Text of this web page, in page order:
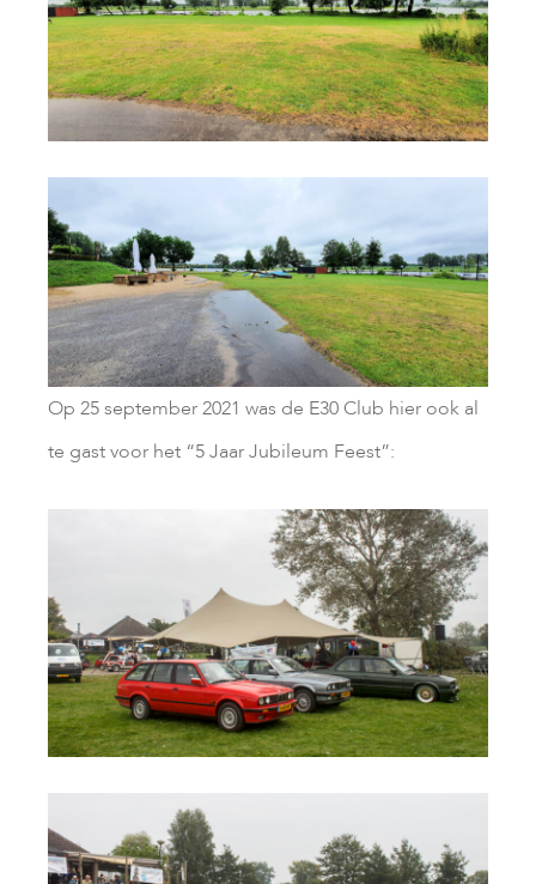
Op 25 september 2021 was de E30 Club hier ook al
te gast voor het “5 Jaar Jubileum Feest”: